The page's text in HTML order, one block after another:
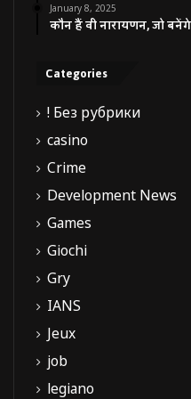
January 8, 2025
कौन हैं वी नारायणन, जो
Categories
! Без рубрики
casino
Crime
Development News
Games
Giochi
Gry
IANS
Jeux
job
legiano